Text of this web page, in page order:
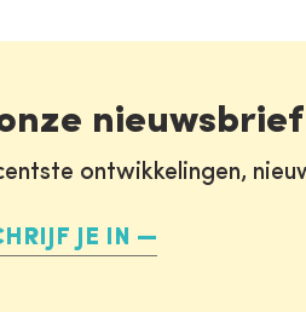
nieuwsbrief
ontwikkelingen,
JE IN